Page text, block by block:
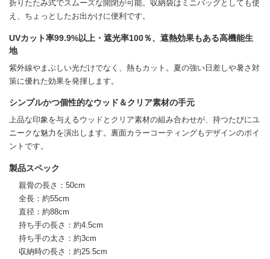
折りたたみ式でスムーズな開閉が可能。収納袋はミニバッグとしても使
え、ちょっとしたお出かけに便利です。
UVカット率99.9%以上・遮光率100％、遮熱効果もある高機能生
地
紫外線やまぶしい光だけでなく、熱もカット。夏の強い日差しや暑さ対
策に優れた効果を発揮します。
シンプルかつ個性的なウッド＆クリア素材の手元
上品な印象を与えるウッドとクリア素材の組み合わせが、持つたびにユ
ニークな魅力を演出します。裏面カラーコーティングもデザインのポイ
ントです。
製品スペック
親骨の長さ：50cm
全長：約55cm
直径：約88cm
持ち手の長さ：約4.5cm
持ち手の太さ：約3cm
収納時の長さ：約25.5cm